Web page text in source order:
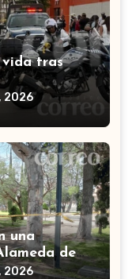
vida tras
2026
una
de
2026